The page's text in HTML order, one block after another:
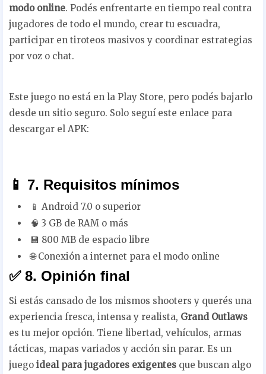
modo online. Podés enfrentarte en tiempo real contra
jugadores de todo el mundo, crear tu escuadra,
participar en tiroteos masivos y coordinar estrategias
por voz o chat.
Este juego no está en la Play Store, pero podés bajarlo
desde un sitio seguro. Solo seguí este enlace para
descargar el APK:
📱 7. Requisitos mínimos
📱 Android 7.0 o superior
🧠 3 GB de RAM o más
💾 800 MB de espacio libre
🌐 Conexión a internet para el modo online
✅ 8. Opinión final
Si estás cansado de los mismos shooters y querés una
experiencia fresca, intensa y realista, Grand Outlaws
es tu mejor opción. Tiene libertad, vehículos, armas
tácticas, mapas variados y acción sin parar. Es un
juego ideal para jugadores exigentes que buscan algo